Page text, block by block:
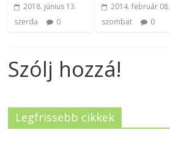
2018. június 13.
szerda
0
2014. február 08.
szombat
0
Szólj hozzá!
Legfrissebb cikkek